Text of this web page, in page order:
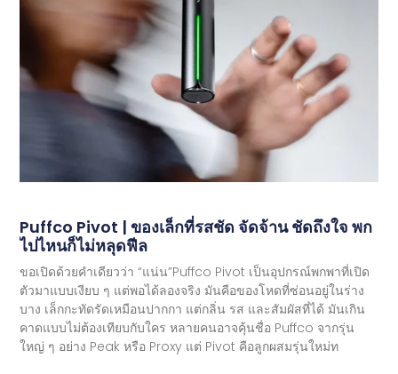
Puffco Pivot | ของเล็กที่รสชัด จัดจ้าน ชัดถึงใจ พก
ไปไหนก็ไม่หลุดฟีล
ขอเปิดด้วยคำเดียวว่า “แน่น”Puffco Pivot เป็นอุปกรณ์พกพาที่เปิด
ตัวมาแบบเงียบ ๆ แต่พอได้ลองจริง มันคือของโหดที่ซ่อนอยู่ในร่าง
บาง เล็กกะทัดรัดเหมือนปากกา แต่กลิ่น รส และสัมผัสที่ได้ มันเกิน
คาดแบบไม่ต้องเทียบกับใคร หลายคนอาจคุ้นชื่อ Puffco จากรุ่น
ใหญ่ ๆ อย่าง Peak หรือ Proxy แต่ Pivot คือลูกผสมรุ่นใหม่ท